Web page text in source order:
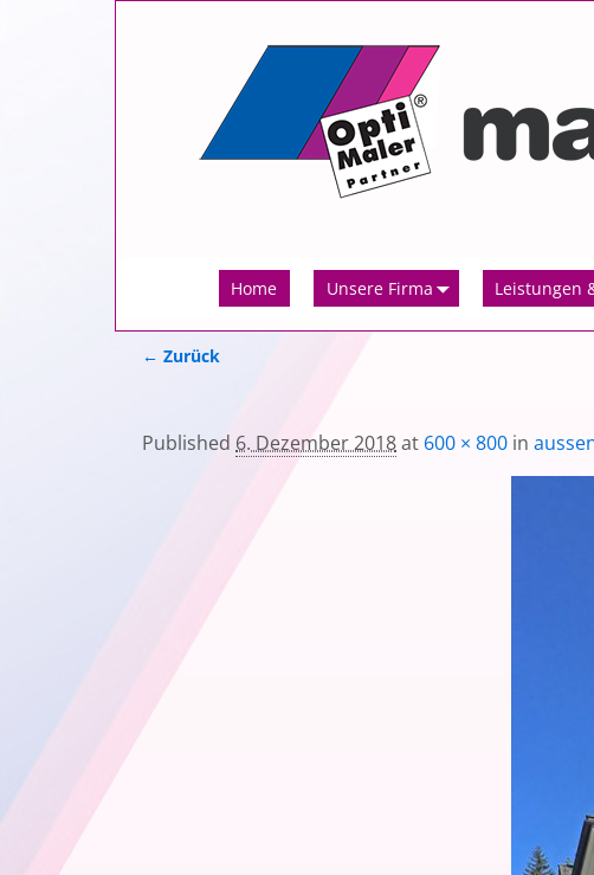
Home Unsere Firma Leistungen
← Zurück
Published 6. Dezember 2018at 600 × 800 in